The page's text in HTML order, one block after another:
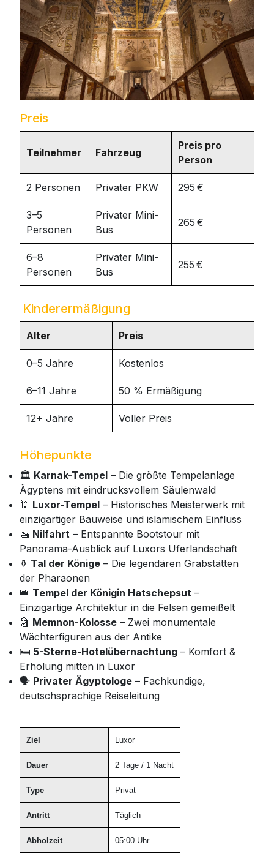
Preis
Teilnehmer Fahrzeug
Preis pro
Person
2 Personen Privater PKW 295 €
3–5
Personen
Privater Mini-
Bus
265 €
6–8
Personen
Privater Mini-
Bus
255 €
Kinderermäßigung
Alter Preis
0–5 Jahre Kostenlos
6–11 Jahre 50 % Ermäßigung
12+ Jahre Voller Preis
Höhepunkte
🏛️ Karnak-Tempel – Die größte Tempelanlage
Ägyptens mit eindrucksvollem Säulenwald
🕌 Luxor-Tempel – Historisches Meisterwerk mit
einzigartiger Bauweise und islamischem Einfluss
🚤 Nilfahrt – Entspannte Bootstour mit
Panorama-Ausblick auf Luxors Uferlandschaft
⚱️ Tal der Könige – Die legendären Grabstätten
der Pharaonen
👑 Tempel der Königin Hatschepsut –
Einzigartige Architektur in die Felsen gemeißelt
🗿 Memnon-Kolosse – Zwei monumentale
Wächterfiguren aus der Antike
🛏️ 5-Sterne-Hotelübernachtung – Komfort &
Erholung mitten in Luxor
🗣️ Privater Ägyptologe – Fachkundige,
deutschsprachige Reiseleitung
Ziel
Dauer
Type
Antritt
Abholzeit
Luxor
2 Tage / 1 Nacht
Privat
Täglich
05:00 Uhr